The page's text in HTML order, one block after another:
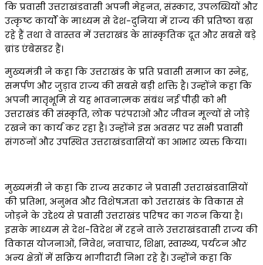
कि प्रवासी उत्तराखंडवासी अपनी मेहनत, संस्कार, उपलब्धियों और
उत्कृष्ट कार्यों के माध्यम से देश-दुनिया में राज्य की प्रतिष्ठा बढ़ा
रहे हैं तथा वे वास्तव में उत्तराखंड के सांस्कृतिक दूत और सबसे बड़े
ब्रांड एंबेसडर हैं।
मुख्यमंत्री ने कहा कि उत्तराखंड के प्रति प्रवासी समाज का स्नेह,
समर्पण और जुड़ाव राज्य की सबसे बड़ी शक्ति है। उन्होंने कहा कि
अपनी मातृभूमि से यह भावनात्मक संबंध नई पीढ़ी को भी
उत्तराखंड की संस्कृति, लोक परंपराओं और जीवन मूल्यों से जोड़े
रखने का कार्य कर रहा है। उन्होंने इस अवसर पर सभी प्रवासी
संगठनों और उपस्थित उत्तराखंडवासियों का आभार व्यक्त किया।
मुख्यमंत्री ने कहा कि राज्य सरकार ने प्रवासी उत्तराखंडवासियों
की प्रतिभा, अनुभव और विशेषज्ञता को उत्तराखंड के विकास से
जोड़ने के उद्देश्य से प्रवासी उत्तराखंड परिषद का गठन किया है।
इसके माध्यम से देश-विदेश में रहने वाले उत्तराखंडवासी राज्य की
विकास योजनाओं, निवेश, नवाचार, शिक्षा, स्वास्थ्य, पर्यटन और
अन्य क्षेत्रों में सक्रिय भागीदारी निभा रहे हैं। उन्होंने कहा कि